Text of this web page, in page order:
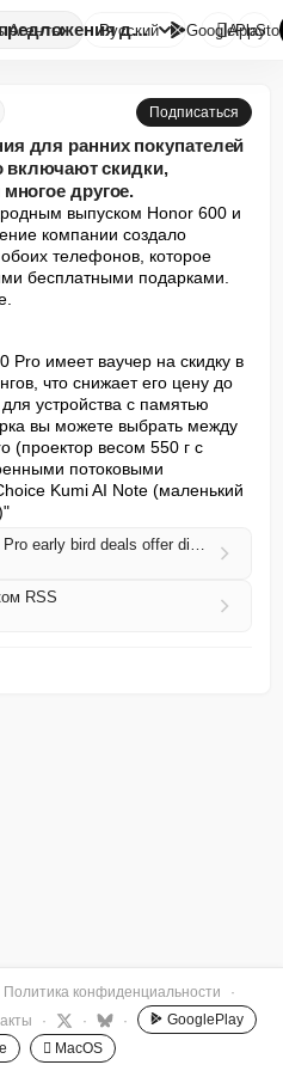
Агенты Специальные предложения для ра...
Русский GooglePlay

Подписаться
для ранних покупателей
включают скидки,
другое.
выпуском Honor 600 и
компании создало
телефонов, которое
бесплатными подарками.
Pro имеет ваучер на скидку в
что снижает его цену до
устройства с памятью
вы можете выбрать между
(проектор весом 550 г с
потоковыми
Kumi AI Note (маленький
Honor 600 and Honor 600 Pro early bird deals offer discounts, free projectors and more
RSS
Политика конфиденциальности
·
· · ·
GooglePlay
 MacOS